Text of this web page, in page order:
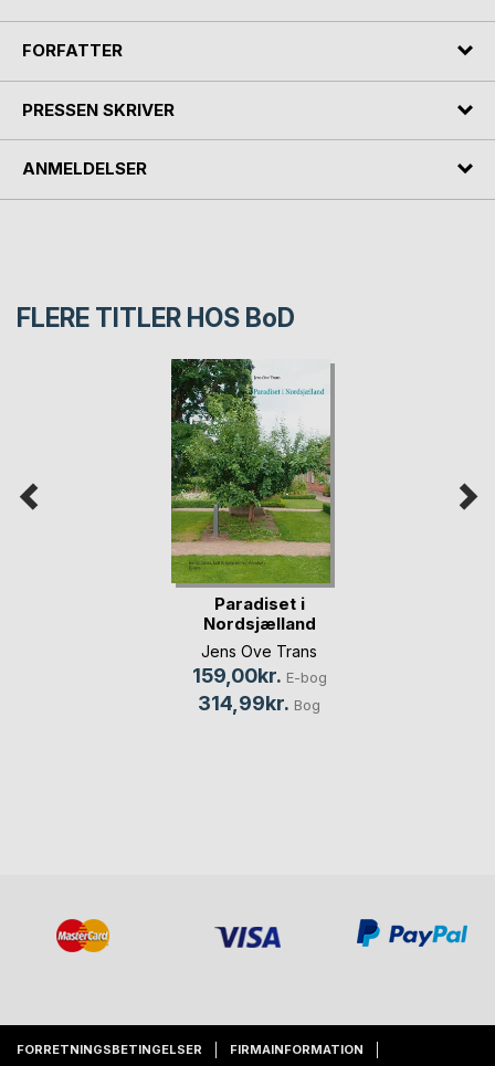
FORFATTER
PRESSEN SKRIVER
ANMELDELSER
FLERE TITLER HOS BoD
Paradiset i
Nordsjælland
Jens Ove Trans
159,00kr. E-bog
314,99kr. Bog
FORRETNINGSBETINGELSER FIRMAINFORMATION